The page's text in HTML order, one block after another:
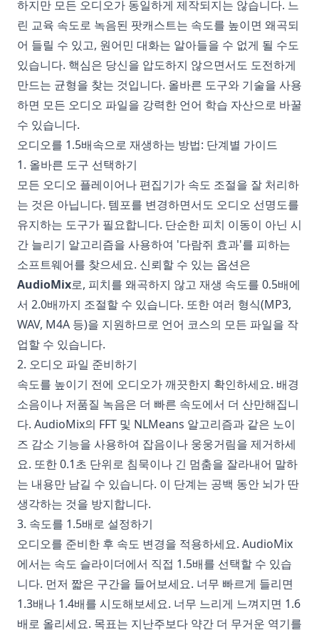
하지만 모든 오디오가 동일하게 제작되지는 않습니다. 느
린 교육 속도로 녹음된 팟캐스트는 속도를 높이면 왜곡되
어 들릴 수 있고, 원어민 대화는 알아들을 수 없게 될 수도
있습니다. 핵심은 당신을 압도하지 않으면서도 도전하게
만드는 균형을 찾는 것입니다. 올바른 도구와 기술을 사용
하면 모든 오디오 파일을 강력한 언어 학습 자산으로 바꿀
수 있습니다.
오디오를 1.5배속으로 재생하는 방법: 단계별 가이드
1. 올바른 도구 선택하기
모든 오디오 플레이어나 편집기가 속도 조절을 잘 처리하
는 것은 아닙니다. 템포를 변경하면서도 오디오 선명도를
유지하는 도구가 필요합니다. 단순한 피치 이동이 아닌 시
간 늘리기 알고리즘을 사용하여 '다람쥐 효과'를 피하는
소프트웨어를 찾으세요. 신뢰할 수 있는 옵션은
AudioMix로, 피치를 왜곡하지 않고 재생 속도를 0.5배에
서 2.0배까지 조절할 수 있습니다. 또한 여러 형식(MP3,
WAV, M4A 등)을 지원하므로 언어 코스의 모든 파일을 작
업할 수 있습니다.
2. 오디오 파일 준비하기
속도를 높이기 전에 오디오가 깨끗한지 확인하세요. 배경
소음이나 저품질 녹음은 더 빠른 속도에서 더 산만해집니
다. AudioMix의 FFT 및 NLMeans 알고리즘과 같은 노이
즈 감소 기능을 사용하여 잡음이나 웅웅거림을 제거하세
요. 또한 0.1초 단위로 침묵이나 긴 멈춤을 잘라내어 말하
는 내용만 남길 수 있습니다. 이 단계는 공백 동안 뇌가 딴
생각하는 것을 방지합니다.
3. 속도를 1.5배로 설정하기
오디오를 준비한 후 속도 변경을 적용하세요. AudioMix
에서는 속도 슬라이더에서 직접 1.5배를 선택할 수 있습
니다. 먼저 짧은 구간을 들어보세요. 너무 빠르게 들리면
1.3배나 1.4배를 시도해보세요. 너무 느리게 느껴지면 1.6
배로 올리세요. 목표는 지난주보다 약간 더 무거운 역기를